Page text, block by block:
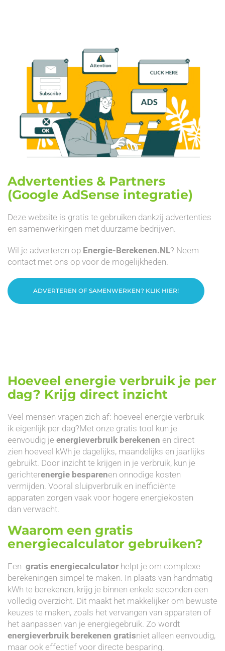
Advertenties & Partners
(Google AdSense integratie)
Deze website is gratis te gebruiken dankzij advertenties
en samenwerkingen met duurzame bedrijven.
Wil je adverteren op Energie-Berekenen.NL? Neem
contact met ons op voor de mogelijkheden.
ADVERTEREN OF SAMENWERKEN? KLIK HIER!
Hoeveel energie verbruik je per
dag? Krijg direct inzicht
Veel mensen vragen zich af: hoeveel energie verbruik
ik eigenlijk per dag?Met onze gratis tool kun je
eenvoudig je energieverbruik berekenen en direct
zien hoeveel kWh je dagelijks, maandelijks en jaarlijks
gebruikt. Door inzicht te krijgen in je verbruik, kun je
gerichterenergie besparenen onnodige kosten
vermijden. Vooral sluipverbruik en inefficiënte
apparaten zorgen vaak voor hogere energiekosten
dan verwacht.
Waarom een gratis
energiecalculator gebruiken?
Een gratis energiecalculator helpt je om complexe
berekeningen simpel te maken. In plaats van handmatig
kWh te berekenen, krijg je binnen enkele seconden een
volledig overzicht. Dit maakt het makkelijker om bewuste
keuzes te maken, zoals het vervangen van apparaten of
het aanpassen van je energiegebruik. Zo wordt
energieverbruik berekenen gratisniet alleen eenvoudig,
maar ook effectief voor directe besparing.